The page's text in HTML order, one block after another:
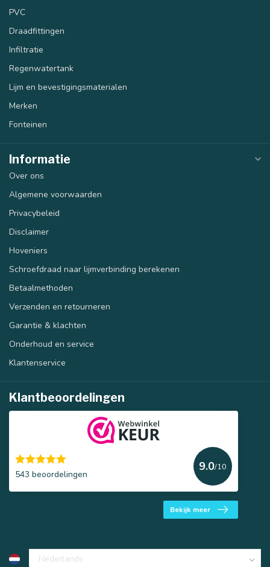
PVC
Draadfittingen
Infiltratie
Regenwatertank
Lijm en bevestigingsmaterialen
Merken
Fonteinen
Informatie
Over ons
Algemene voorwaarden
Privacybeleid
Disclaimer
Hoveniers
Schroefdraad naar lijmverbinding berekenen
Betaalmethoden
Verzenden en retourneren
Garantie & klachten
Onderhoud en service
Klantenservice
Klantbeoordelingen
543 beoordelingen
9.0/10
Bekijk meer